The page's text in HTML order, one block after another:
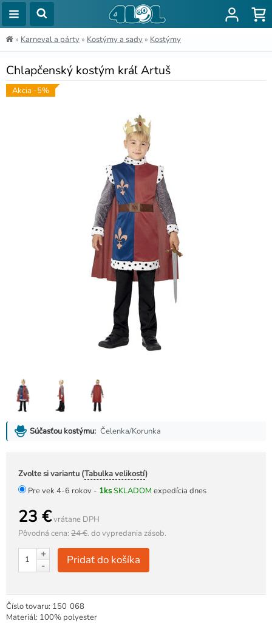
» Karneval a párty » Kostýmy a sady » Kostýmy
Chlapčenský kostým kráľ Artuš
Akcia -5%
Súčasťou kostýmu: Čelenka/Korunka
Zvolte si variantu (Tabulka velikostí)
Pre vek 4-6 rokov - 1ksSKLADOM expedícia dnes
23 €vrátane DPH
Pôvodná cena: 24 €. do vypredania zásob.
+
-
Pridať do košíka
Číslo tovaru: 150 068
Materiál: 100% polyester